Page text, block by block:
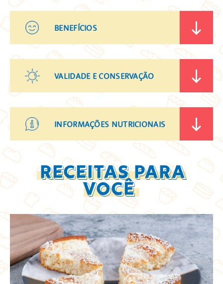
BENEFÍCIOS
VALIDADE E CONSERVAÇÃO
INFORMAÇÕES NUTRICIONAIS
RECEITAS PARA
VOCÊ